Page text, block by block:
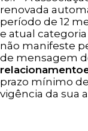
renovada
período de 12
e atual categoria
não manifeste
de mensagem
prazo mínimo
vigência da sua